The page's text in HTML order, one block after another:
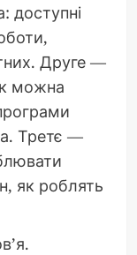
доступні
Друге —
можна
Третє —
як роблять